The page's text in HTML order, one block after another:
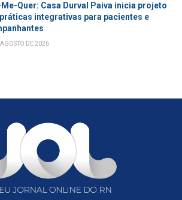
Me-Quer: Casa Durval Paiva inicia projeto
integrativas para pacientes e
DE 2026